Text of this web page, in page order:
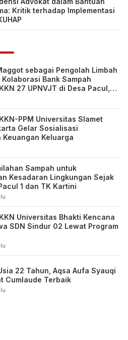
Kritik terhadap Implementasi
sebagai Pengolah Limbah
Bank Sampah
27 UPNVJT di Desa Pacul,
PPM Universitas Slamet
Gelar Sosialisasi
Keuangan Keluarga
Sampah untuk
Kesadaran Lingkungan Sejak
1 dan TK Kartini
Universitas Bhakti Kencana
SDN Sindur 02 Lewat Program
22 Tahun, Aqsa Aufa Syauqi
Cumlaude Terbaik